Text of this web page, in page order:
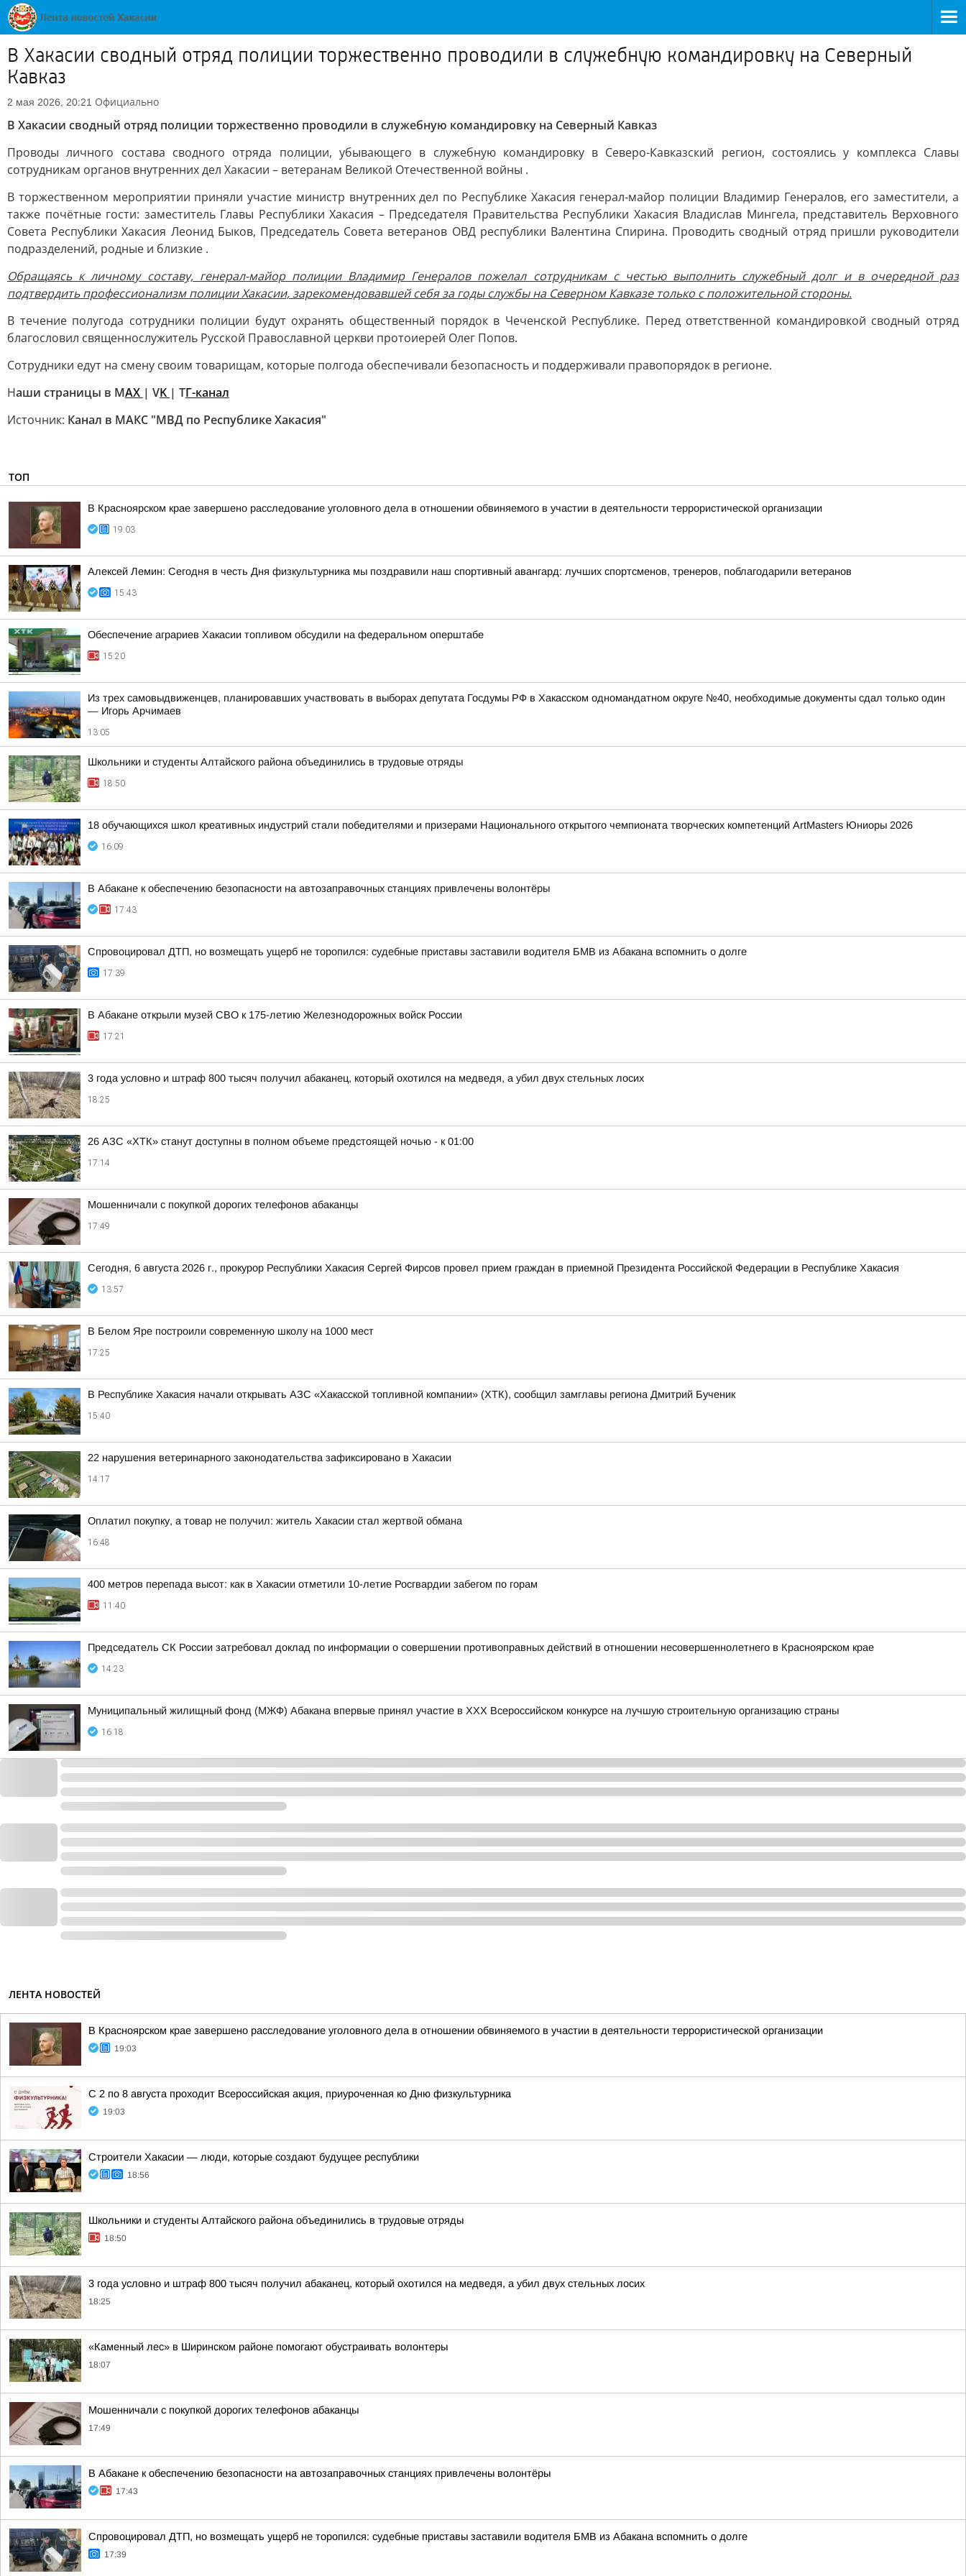
В Хакасии сводный отряд полиции торжественно проводили в служебную командировку на Северный
Кавказ
2 мая 2026, 20:21 Официально
В Хакасии сводный отряд полиции торжественно проводили в служебную командировку на Северный Кавказ
Проводы личного состава сводного отряда полиции, убывающего в служебную командировку в Северо-Кавказский регион, состоялись у комплекса Славы
сотрудникам органов внутренних дел Хакасии – ветеранам Великой Отечественной войны .
В торжественном мероприятии приняли участие министр внутренних дел по Республике Хакасия генерал-майор полиции Владимир Генералов, его заместители, а
также почётные гости: заместитель Главы Республики Хакасия – Председателя Правительства Республики Хакасия Владислав Мингела, представитель Верховного
Совета Республики Хакасия Леонид Быков, Председатель Совета ветеранов ОВД республики Валентина Спирина. Проводить сводный отряд пришли руководители
подразделений, родные и близкие .
Обращаясь к личному составу, генерал-майор полиции Владимир Генералов пожелал сотрудникам с честью выполнить служебный долг и в очередной раз
подтвердить профессионализм полиции Хакасии, зарекомендовавшей себя за годы службы на Северном Кавказе только с положительной стороны.
В течение полугода сотрудники полиции будут охранять общественный порядок в Чеченской Республике. Перед ответственной командировкой сводный отряд
благословил священнослужитель Русской Православной церкви протоиерей Олег Попов.
Сотрудники едут на смену своим товарищам, которые полгода обеспечивали безопасность и поддерживали правопорядок в регионе.
Наши страницы в MAX | VK | ТГ-канал
Источник: Канал в МАКС "МВД по Республике Хакасия"
ТОП
В Красноярском крае завершено расследование уголовного дела в отношении обвиняемого в участии в деятельности террористической организации
19:03
Алексей Лемин: Сегодня в честь Дня физкультурника мы поздравили наш спортивный авангард: лучших спортсменов, тренеров, поблагодарили ветеранов
15:43
Обеспечение аграриев Хакасии топливом обсудили на федеральном оперштабе
15:20
Из трех самовыдвиженцев, планировавших участвовать в выборах депутата Госдумы РФ в Хакасском одномандатном округе №40, необходимые документы сдал только один
— Игорь Арчимаев
13:05
Школьники и студенты Алтайского района объединились в трудовые отряды
18:50
18 обучающихся школ креативных индустрий стали победителями и призерами Национального открытого чемпионата творческих компетенций ArtMasters Юниоры 2026
16:09
В Абакане к обеспечению безопасности на автозаправочных станциях привлечены волонтёры
17:43
Спровоцировал ДТП, но возмещать ущерб не торопился: судебные приставы заставили водителя БМВ из Абакана вспомнить о долге
17:39
В Абакане открыли музей СВО к 175-летию Железнодорожных войск России
17:21
3 года условно и штраф 800 тысяч получил абаканец, который охотился на медведя, а убил двух стельных лосих
18:25
26 АЗС «ХТК» станут доступны в полном объеме предстоящей ночью - к 01:00
17:14
Мошенничали с покупкой дорогих телефонов абаканцы
17:49
Сегодня, 6 августа 2026 г., прокурор Республики Хакасия Сергей Фирсов провел прием граждан в приемной Президента Российской Федерации в Республике Хакасия
13:57
В Белом Яре построили современную школу на 1000 мест
17:25
В Республике Хакасия начали открывать АЗС «Хакасской топливной компании» (ХТК), сообщил замглавы региона Дмитрий Бученик
15:40
22 нарушения ветеринарного законодательства зафиксировано в Хакасии
14:17
Оплатил покупку, а товар не получил: житель Хакасии стал жертвой обмана
16:48
400 метров перепада высот: как в Хакасии отметили 10-летие Росгвардии забегом по горам
11:40
Председатель СК России затребовал доклад по информации о совершении противоправных действий в отношении несовершеннолетнего в Красноярском крае
14:23
Муниципальный жилищный фонд (МЖФ) Абакана впервые принял участие в ХХХ Всероссийском конкурсе на лучшую строительную организацию страны
16:18
ЛЕНТА НОВОСТЕЙ
В Красноярском крае завершено расследование уголовного дела в отношении обвиняемого в участии в деятельности террористической организации
19:03
С 2 по 8 августа проходит Всероссийская акция, приуроченная ко Дню физкультурника
19:03
Строители Хакасии — люди, которые создают будущее республики
18:56
Школьники и студенты Алтайского района объединились в трудовые отряды
18:50
3 года условно и штраф 800 тысяч получил абаканец, который охотился на медведя, а убил двух стельных лосих
18:25
«Каменный лес» в Ширинском районе помогают обустраивать волонтеры
18:07
Мошенничали с покупкой дорогих телефонов абаканцы
17:49
В Абакане к обеспечению безопасности на автозаправочных станциях привлечены волонтёры
17:43
Спровоцировал ДТП, но возмещать ущерб не торопился: судебные приставы заставили водителя БМВ из Абакана вспомнить о долге
17:39